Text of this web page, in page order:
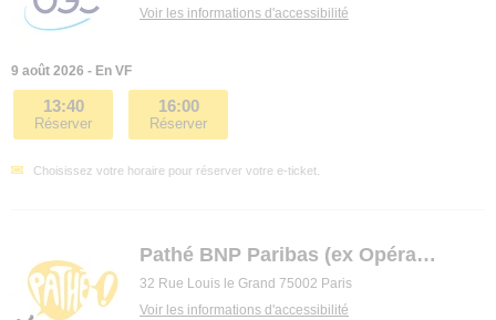
Voir les informations d'accessibilité
9 août 2026 - En VF
13:40
Réserver
16:00
Réserver
Choisissez votre horaire pour réserver votre e-ticket.
Pathé BNP Paribas (ex Opéra premier)
32 Rue Louis le Grand 75002 Paris
Voir les informations d'accessibilité